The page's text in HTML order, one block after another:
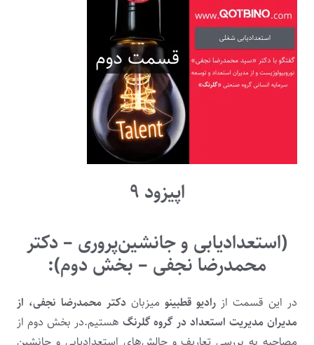
اپیزود ۹
(استعدادیابی و جانشین‌پروری – دکتر
محمدرضا نجفی – بخش دوم):
در این قسمت از رادیو قطبینو میزبان دکتر محمدرضا نجفی، از
مدیران مدیریت استعداد در گروه گلرنگ هستیم.در بخش دوم از